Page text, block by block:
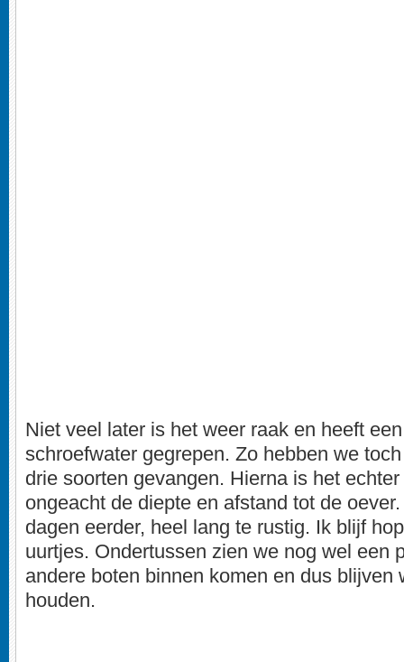
Niet veel later is het weer raak en heeft
schroefwater gegrepen. Zo hebben we
drie soorten gevangen. Hierna is het
ongeacht de diepte en afstand tot de
dagen eerder, heel lang te rustig. Ik blijf
uurtjes. Ondertussen zien we nog wel een
andere boten binnen komen en dus blijven
houden.